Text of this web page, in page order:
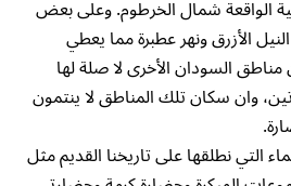
الواقعة شمال الخرطوم. وعلى بعض
الأزرق ونهر عطبرة مما يعطي
السودان الأخرى لا صلة لها
وان سكان تلك المناطق لا ينتمون
التي نطلقها على تاريخنا القديم مثل